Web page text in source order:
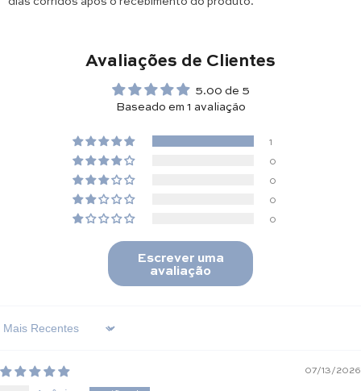
Avaliações de Clientes
5.00 de 5
Baseado em 1 avaliação
1
0
0
0
0
Escrever uma
avaliação
Sort By
07/13/2026